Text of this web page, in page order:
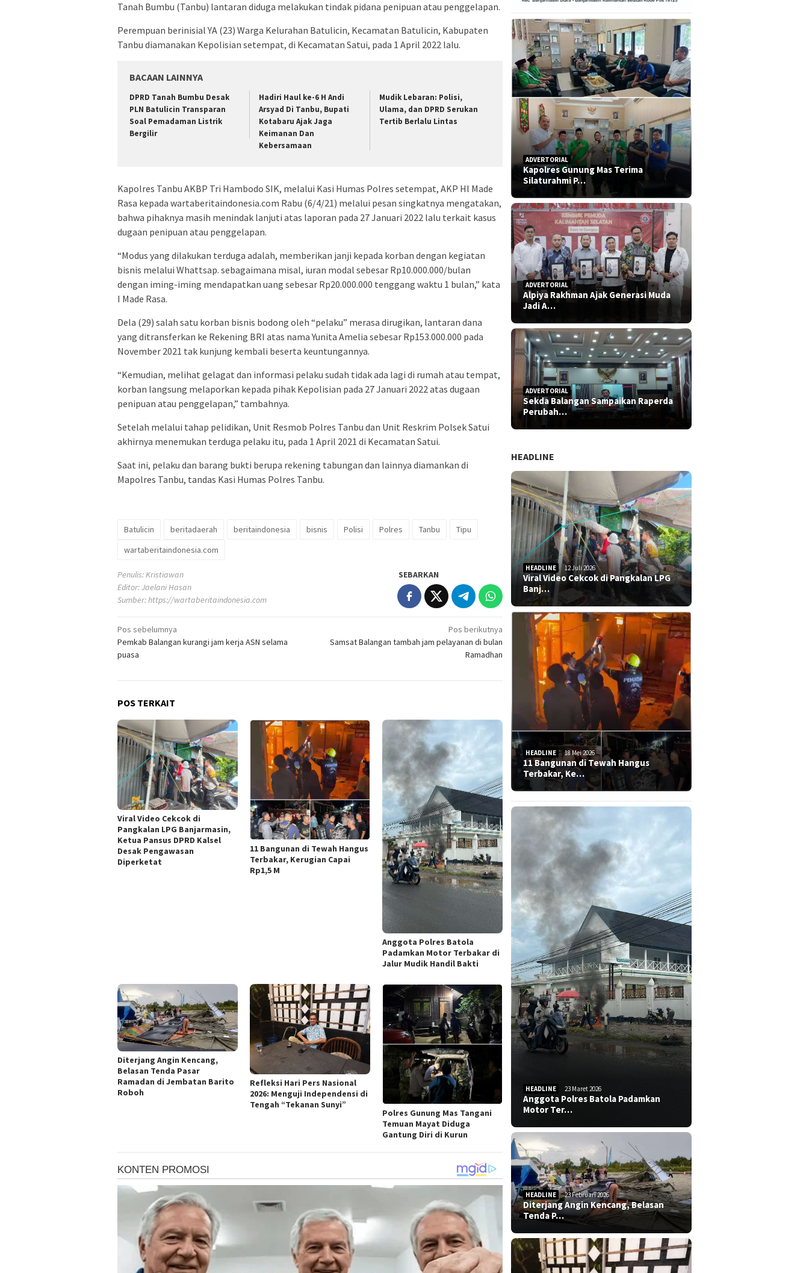
Tanah Bumbu (Tanbu) lantaran diduga melakukan tindak pidana penipuan atau penggelapan.
Perempuan berinisial YA (23) Warga Kelurahan Batulicin, Kecamatan Batulicin, Kabupaten
Tanbu diamanakan Kepolisian setempat, di Kecamatan Satui, pada 1 April 2022 lalu.
BACAAN LAINNYA
DPRD Tanah Bumbu Desak
PLN Batulicin Transparan
Soal Pemadaman Listrik
Bergilir
Hadiri Haul ke-6 H Andi
Arsyad Di Tanbu, Bupati
Kotabaru Ajak Jaga
Keimanan Dan
Kebersamaan
Mudik Lebaran: Polisi,
Ulama, dan DPRD Serukan
Tertib Berlalu Lintas
Kapolres Tanbu AKBP Tri Hambodo SIK, melalui Kasi Humas Polres setempat, AKP Hl Made
Rasa kepada wartaberitaindonesia.com Rabu (6/4/21) melalui pesan singkatnya mengatakan,
bahwa pihaknya masih menindak lanjuti atas laporan pada 27 Januari 2022 lalu terkait kasus
dugaan penipuan atau penggelapan.
“Modus yang dilakukan terduga adalah, memberikan janji kepada korban dengan kegiatan
bisnis melalui Whattsap. sebagaimana misal, iuran modal sebesar Rp10.000.000/bulan
dengan iming-iming mendapatkan uang sebesar Rp20.000.000 tenggang waktu 1 bulan,” kata
I Made Rasa.
Dela (29) salah satu korban bisnis bodong oleh “pelaku” merasa dirugikan, lantaran dana
yang ditransferkan ke Rekening BRI atas nama Yunita Amelia sebesar Rp153.000.000 pada
November 2021 tak kunjung kembali beserta keuntungannya.
“Kemudian, melihat gelagat dan informasi pelaku sudah tidak ada lagi di rumah atau tempat,
korban langsung melaporkan kepada pihak Kepolisian pada 27 Januari 2022 atas dugaan
penipuan atau penggelapan,” tambahnya.
Setelah melalui tahap pelidikan, Unit Resmob Polres Tanbu dan Unit Reskrim Polsek Satui
akhirnya menemukan terduga pelaku itu, pada 1 April 2021 di Kecamatan Satui.
Saat ini, pelaku dan barang bukti berupa rekening tabungan dan lainnya diamankan di
Mapolres Tanbu, tandas Kasi Humas Polres Tanbu.
Batulicin beritadaerah beritaindonesia bisnis Polisi Polres Tanbu
Tipu
wartaberitaindonesia.com
Penulis: Kristiawan
Editor: Jaelani Hasan
Sumber:https://wartaberitaindonesia.com
SEBARKAN
Navigasi
pos
Pos sebelumnya
Pemkab Balangan kurangi jam kerja ASN selama
puasa
Pos berikutnya
Samsat Balangan tambah jam pelayanan di bulan
Ramadhan
POS TERKAIT
Viral Video Cekcok di
Pangkalan LPG Banjarmasin,
Ketua Pansus DPRD Kalsel
Desak Pengawasan
Diperketat
11 Bangunan di Tewah Hangus
Terbakar, Kerugian Capai
Rp1,5 M
Anggota Polres Batola
Padamkan Motor Terbakar di
Jalur Mudik Handil Bakti
Diterjang Angin Kencang,
Belasan Tenda Pasar
Ramadan di Jembatan Barito
Roboh
Refleksi Hari Pers Nasional
2026: Menguji Independensi di
Tengah “Tekanan Sunyi”
Polres Gunung Mas Tangani
Temuan Mayat Diduga
Gantung Diri di Kurun
ADVERTORIAL
Kapolres Gunung Mas Terima
Silaturahmi P…
ADVERTORIAL
Alpiya Rakhman Ajak Generasi Muda
Jadi A…
ADVERTORIAL
Sekda Balangan Sampaikan Raperda
Perubah…
HEADLINE
HEADLINE 12 Juli 2026
Viral Video Cekcok di Pangkalan LPG
Banj…
HEADLINE 18 Mei 2026
11 Bangunan di Tewah Hangus
Terbakar, Ke…
HEADLINE 23 Maret 2026
Anggota Polres Batola Padamkan
Motor Ter…
HEADLINE 23 Februari 2026
Diterjang Angin Kencang, Belasan
Tenda P…